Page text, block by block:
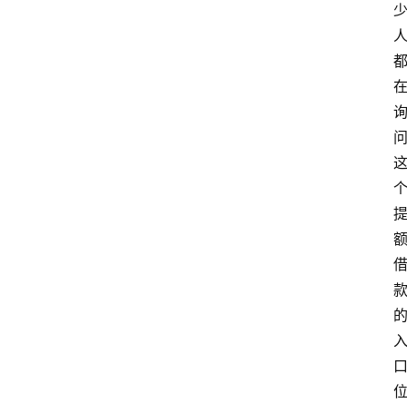
少
人
都
在
询
问
这
个
提
额
借
款
的
入
口
位